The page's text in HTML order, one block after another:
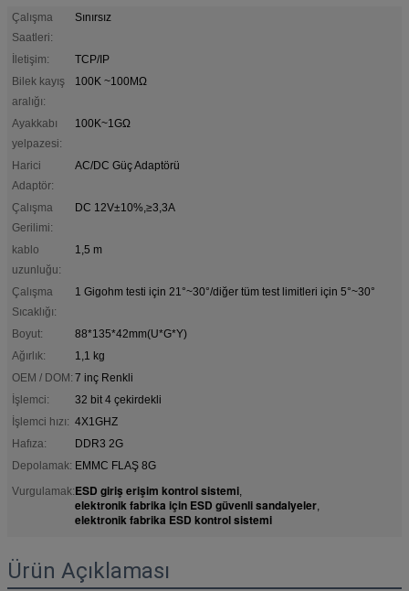
Çalışma
Saatleri:
Sınırsız
İletişim:
TCP/IP
Bilek kayış
aralığı:
100K ~100MΩ
Ayakkabı
yelpazesi:
100K~1GΩ
Harici
Adaptör:
AC/DC Güç Adaptörü
Çalışma
Gerilimi:
DC 12V±10%,≥3,3A
kablo
uzunluğu:
1,5 m
Çalışma
Sıcaklığı:
1 Gigohm testi için 21°~30°/diğer tüm test limitleri için 5°~30°
Boyut:
88*135*42mm(U*G*Y)
Ağırlık:
1,1 kg
OEM / DOM: 7 inç Renkli
İşlemci:
32 bit 4 çekirdekli
İşlemci hızı: 4X1GHZ
Hafıza:
DDR3 2G
Depolamak: EMMC FLAŞ 8G
Vurgulamak:ESD giriş erişim kontrol sistemi,
elektronik fabrika için ESD güvenli sandalyeler,
elektronik fabrika ESD kontrol sistemi
Ürün Açıklaması